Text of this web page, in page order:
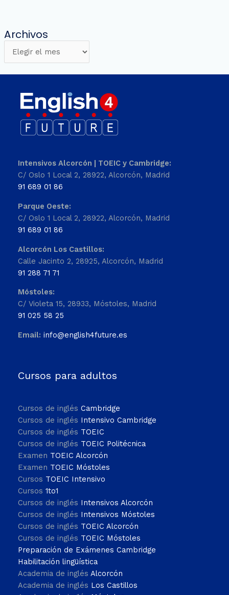
Archivos
Intensivos Alcorcón | TOEIC y Cambridge:
C/ Oslo 1 Local 2, 28922, Alcorcón, Madrid
91 689 01 86
Parque Oeste:
C/ Oslo 1 Local 2, 28922, Alcorcón, Madrid
91 689 01 86
Alcorcón Los Castillos:
Calle Jacinto 2, 28925, Alcorcón, Madrid
91 288 71 71
Móstoles:
C/ Violeta 15, 28933, Móstoles, Madrid
91 025 58 25
Email: info@english4future.es
Cursos para adultos
Cursos de inglés Cambridge
Cursos de inglés Intensivo Cambridge
Cursos de inglés TOEIC
Cursos de inglés TOEIC Politécnica
Examen TOEIC Alcorcón
Examen TOEIC Móstoles
Cursos TOEIC Intensivo
Cursos 1to1
Cursos de inglés Intensivos Alcorcón
Cursos de inglés Intensivos Móstoles
Cursos de inglés TOEIC Alcorcón
Cursos de inglés TOEIC Móstoles
Preparación de Exámenes Cambridge
Habilitación lingüística
Academia de inglés Alcorcón
Academia de inglés Los Castillos